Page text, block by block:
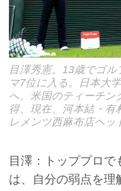
目澤秀憲。13歳でゴ
マ7位に入る。日本大
へ。米国のティーチン
得、現在、河本結・有
レメンツ西麻布店ヘッ
目澤：トッププロで
は、自分の弱点を理